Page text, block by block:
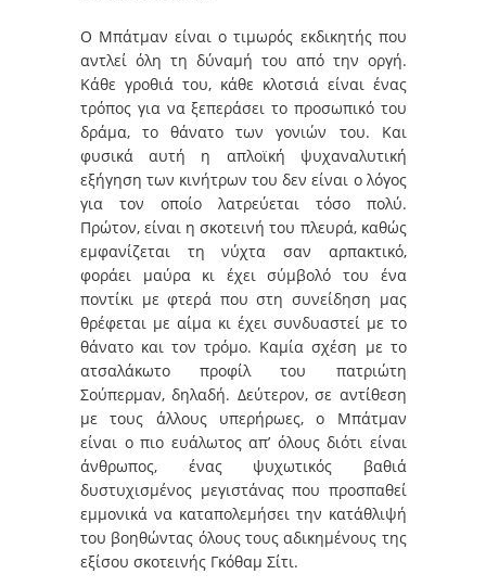
Ο Μπάτμαν είναι ο τιμωρός εκδικητής που
αντλεί όλη τη δύναμή του από την οργή.
Κάθε γροθιά του, κάθε κλοτσιά είναι ένας
τρόπος για να ξεπεράσει το προσωπικό του
δράμα, το θάνατο των γονιών του. Και
φυσικά αυτή η απλοϊκή ψυχαναλυτική
εξήγηση των κινήτρων του δεν είναι ο λόγος
για τον οποίο λατρεύεται τόσο πολύ.
Πρώτον, είναι η σκοτεινή του πλευρά, καθώς
εμφανίζεται τη νύχτα σαν αρπακτικό,
φοράει μαύρα κι έχει σύμβολό του ένα
ποντίκι με φτερά που στη συνείδηση μας
θρέφεται με αίμα κι έχει συνδυαστεί με το
θάνατο και τον τρόμο. Καμία σχέση με το
ατσαλάκωτο προφίλ του πατριώτη
Σούπερμαν, δηλαδή. Δεύτερον, σε αντίθεση
με τους άλλους υπερήρωες, ο Μπάτμαν
είναι ο πιο ευάλωτος απ’ όλους διότι είναι
άνθρωπος, ένας ψυχωτικός βαθιά
δυστυχισμένος μεγιστάνας που προσπαθεί
εμμονικά να καταπολεμήσει την κατάθλιψή
του βοηθώντας όλους τους αδικημένους της
εξίσου σκοτεινής Γκόθαμ Σίτι.